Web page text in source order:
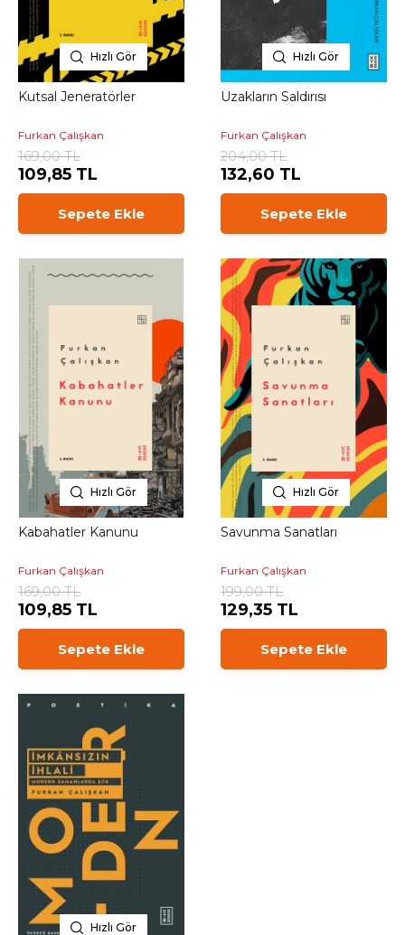
Hızlı Gör
Kutsal Jeneratörler
Furkan Çalışkan
169,00 TL
109,85 TL
Sepete Ekle
Hızlı Gör
Uzakların Saldırısı
Furkan Çalışkan
204,00 TL
132,60 TL
Sepete Ekle
Hızlı Gör
Kabahatler Kanunu
Furkan Çalışkan
169,00 TL
109,85 TL
Sepete Ekle
Hızlı Gör
Savunma Sanatları
Furkan Çalışkan
199,00 TL
129,35 TL
Sepete Ekle
Hızlı Gör